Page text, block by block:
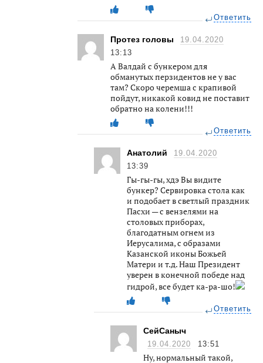
Ответить
Протез головы
19.04.2020
13:13
А Валдай с бункером для
обманутых перзидентов не у вас
там? Скоро черемша с крапивой
пойдут, никакой ковид не поставит
обратно на колени!!!
Ответить
Анатолий
19.04.2020
13:39
Гы-гы-гы, хдэ Вы видите
бункер? Сервировка стола как
и подобает в светлый праздник
Пасхи — с вензелями на
столовых приборах,
благодатным огнем из
Иерусалима, с образами
Казанской иконы Божьей
Матери и т.д. Наш Президент
уверен в конечной победе над
гидрой, все будет ка-ра-шо!
Ответить
СейСаныч
19.04.2020 13:51
Ну, нормальный такой,